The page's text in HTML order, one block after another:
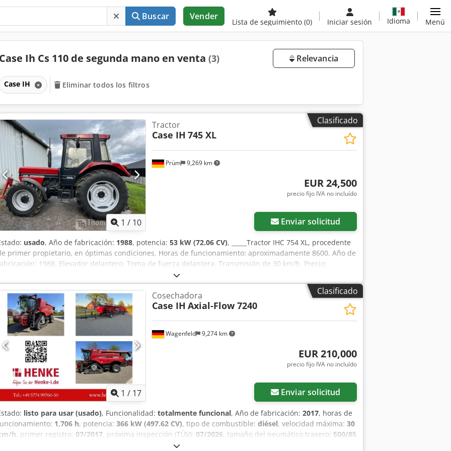
Buscar Vender
Lista de seguimiento (0) Iniciar sesión Idioma Menú
Case Ih Cs 110 de segunda mano en venta (3) Relevancia
Case IH Eliminar todos los filtros
Clasificado
1 / 10
Prüm 9,269 km
Tractor
Case IH 745 XL
EUR 24,500
precio fijo IVA no incluído
Enviar solicitud
usado, Año de fabricación: 1988, potencia: 53 kW (72.06 CV), _____Tractor IHC 754 XL, procedente
primer propietario, en óptimas condiciones. Horas de funcionamiento: aproximadamente 8600. Año de
1988. Elevador delantero. Toma de fuerza delantera. Transmisión de 30 km/h. Precio:
24.500,00 euros, sin IVA. Ubicación: null. Cjdpfxjzdmutj Ag Sjha
Clasificado
1 / 17
Wagenfeld 9,274 km
Cosechadora
Case IH Axial-Flow 7240
EUR 210,000
precio fijo IVA no incluído
Enviar solicitud
listo para usar (usado), Funcionalidad: totalmente funcional, Año de fabricación: 2017, horas de
1,706 h, potencia: 366 kW (497.62 CV), tipo de combustible: diésel, velocidad máxima: 30
h, primer registro: 07/2017, próxima inspección (TÜV): 07/2026, tamaño del neumático trasero: 500/85
, Equipamiento: